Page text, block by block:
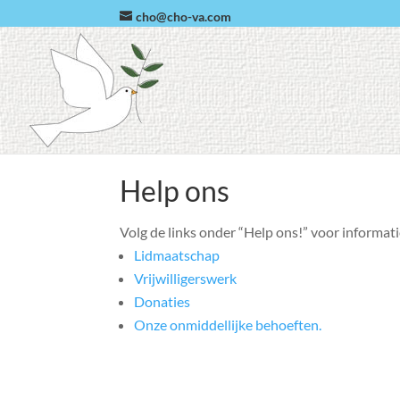
cho@cho-va.com
Help ons
Volg de links onder “Help ons!” voor
Lidmaatschap
Vrijwilligerswerk
Donaties
Onze onmiddellijke behoeften.